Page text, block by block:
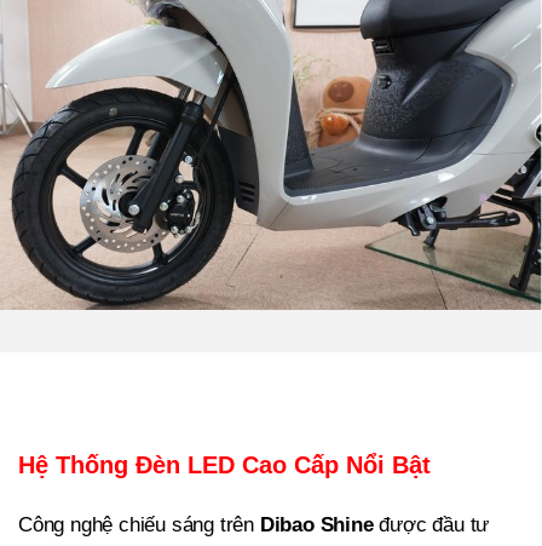
Hệ Thống Đèn LED Cao Cấp Nổi Bật
Công nghệ chiếu sáng trên Dibao Shineđược đầu tư